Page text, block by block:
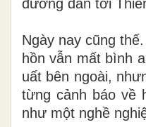
đường dẫn tới
Ngày nay cũng
hồn vẫn mất bình
uất bên ngoài,
từng cảnh báo về
như một nghề